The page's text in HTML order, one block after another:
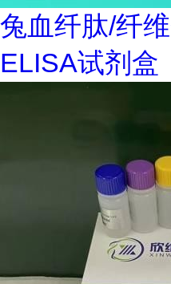
兔血纤肽/纤
ELISA试剂盒